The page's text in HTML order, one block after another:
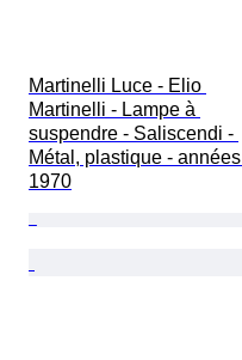
Martinelli Luce - Elio
Martinelli - Lampe à
suspendre - Saliscendi -
Métal, plastique - années
1970